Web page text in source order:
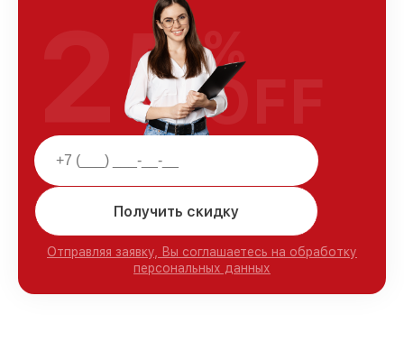
Получить скидку
Отправляя заявку, Вы соглашаетесь на обработку
персональных данных
25%
OFF